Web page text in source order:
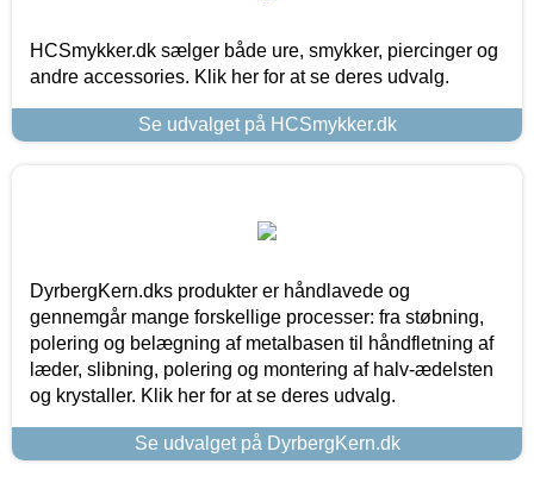
HCSmykker.dk sælger både ure, smykker, piercinger og
andre accessories. Klik her for at se deres udvalg.
Se udvalget på HCSmykker.dk
DyrbergKern.dks produkter er håndlavede og
gennemgår mange forskellige processer: fra støbning,
polering og belægning af metalbasen til håndfletning af
læder, slibning, polering og montering af halv-ædelsten
og krystaller. Klik her for at se deres udvalg.
Se udvalget på DyrbergKern.dk